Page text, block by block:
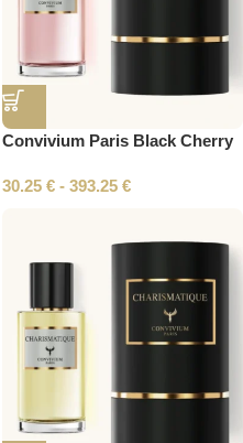
Convivium Paris Black Cherry
30.25 € - 393.25 €